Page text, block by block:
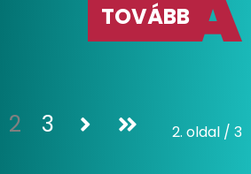
TOVÁBB
2. oldal / 3
2 3